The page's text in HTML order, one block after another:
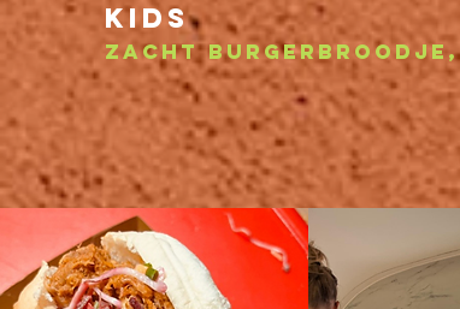
Kids
Zacht